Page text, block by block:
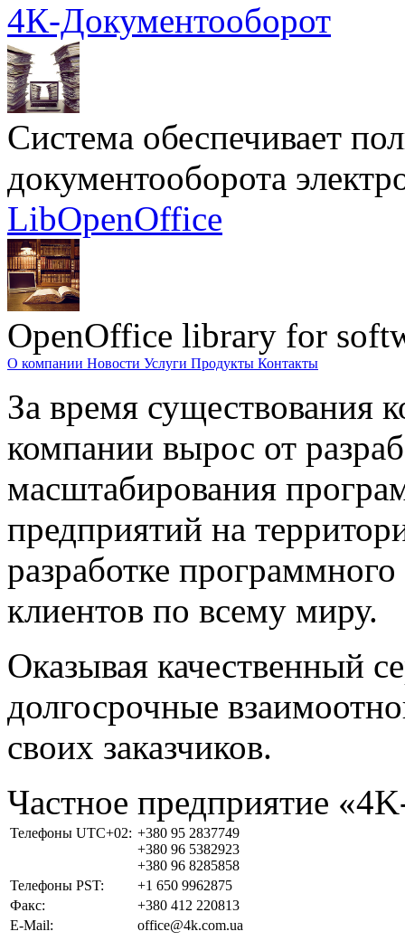
4К-Документооборот
Система обеспечивает
документооборота
LibOpenOffice
OpenOffice library for
О компании Новости Услуги Продукты Контакты
За время существования
компании вырос от
масштабирования
предприятий на
разработке
клиентов по всему миру.
Оказывая качественный
долгосрочные
своих заказчиков.
Частное предприятие
Телефоны UTC+02: +380 95 2837749
+380 96 5382923
+380 96 8285858
Телефоны PST:
+1 650 9962875
Факс:
+380 412 220813
E-Mail:
office@4k.com.ua